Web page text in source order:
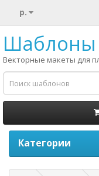
р.
Шаблоны
Векторные макеты для
Категории